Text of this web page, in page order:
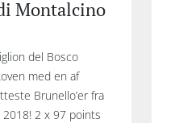
Montalcino
del Bosco
med en af
Brunello’er fra
2018! 2 x 97 points